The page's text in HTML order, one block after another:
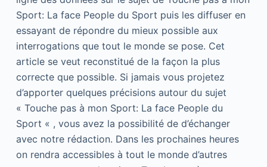
Sport: La face People du Sport puis les diffuser en
essayant de répondre du mieux possible aux
interrogations que tout le monde se pose. Cet
article se veut reconstitué de la façon la plus
correcte que possible. Si jamais vous projetez
d’apporter quelques précisions autour du sujet
« Touche pas à mon Sport: La face People du
Sport « , vous avez la possibilité de d’échanger
avec notre rédaction. Dans les prochaines heures
on rendra accessibles à tout le monde d’autres